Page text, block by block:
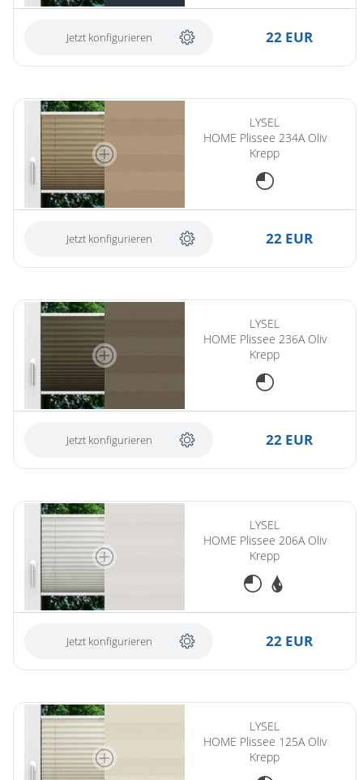
Jetzt konfigurieren 22 EUR
LYSEL
HOME Plissee 234A Oliv
Krepp
Jetzt konfigurieren 22 EUR
LYSEL
HOME Plissee 236A Oliv
Krepp
Jetzt konfigurieren 22 EUR
LYSEL
HOME Plissee 206A Oliv
Krepp
Jetzt konfigurieren 22 EUR
LYSEL
HOME Plissee 125A Oliv
Krepp